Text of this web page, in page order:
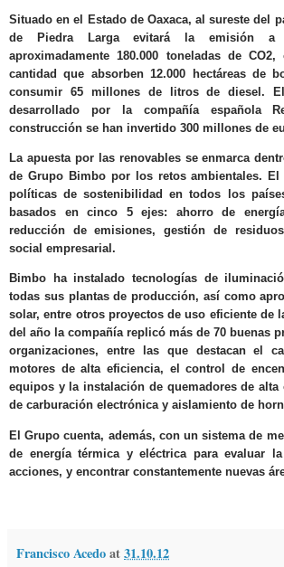
Situado en el Estado de Oaxaca, al sureste del
de Piedra Larga evitará la emisión a
aproximadamente 180.000 toneladas de
cantidad que absorben 12.000 hectáreas de
consumir 65 millones de litros de diesel.
desarrollado por la compañía española
construcción se han invertido 300 millones de
La apuesta por las renovables se enmarca
de Grupo Bimbo por los retos ambientales.
políticas de sostenibilidad en todos los
basados en cinco 5 ejes: ahorro de
reducción de emisiones, gestión de
social empresarial.
Bimbo ha instalado tecnologías de
todas sus plantas de producción, así como
solar, entre otros proyectos de uso eficiente de
del año la compañía replicó más de 70 buenas
organizaciones, entre las que destacan el
motores de alta eficiencia, el control de
equipos y la instalación de quemadores de
de carburación electrónica y aislamiento de
El Grupo cuenta, además, con un sistema de
de energía térmica y eléctrica para evaluar
acciones, y encontrar constantemente nuevas
Francisco Acedoat31.10.12